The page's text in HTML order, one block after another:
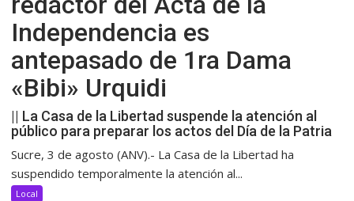
Independencia es
antepasado de 1ra Dama
«Bibi» Urquidi
|| La Casa de la Libertad suspende la atención al
público para preparar los actos del Día de la Patria
Sucre, 3 de agosto (ANV).- La Casa de la Libertad ha
suspendido temporalmente la atención al...
Local